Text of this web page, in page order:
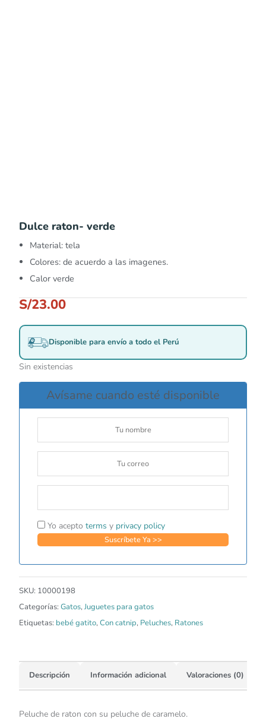
Dulce raton- verde
Material: tela
Colores: de acuerdo a las imagenes.
Calor verde
S/23.00
Disponible para envío a todo el Perú
Sin existencias
Avísame cuando esté disponible
Yo acepto terms y privacy policy
SKU: 10000198
Categorías: Gatos,Juguetes para gatos
Etiquetas: bebé gatito,Con catnip, Peluches, Ratones
Descripción Información adicional Valoraciones (0)
Peluche de raton con su peluche de caramelo.